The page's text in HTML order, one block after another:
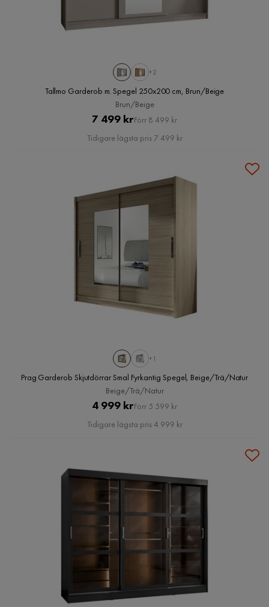
+2
Tallmo Garderob m. Spegel 250x200 cm, Brun/Beige
Brun/Beige
Pris
7 499 krOriginal
Pris
Förr 8 499 kr
Tidigare lägsta pris 7 499 kr
+1
Prag Garderob Skjutdörrar Smal Fyrkantig Spegel, Beige/Trä/Natur
Beige/Trä/Natur
Pris
4 999 krOriginal
Pris
Förr 5 599 kr
Tidigare lägsta pris 4 999 kr